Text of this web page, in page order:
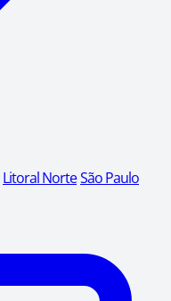
Litoral NorteSão Paulo